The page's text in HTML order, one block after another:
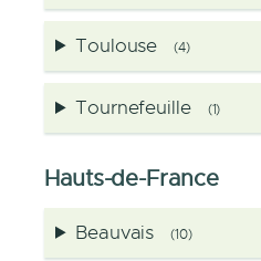
Toulouse (4)
Tournefeuille (1)
Hauts-de-France
Beauvais (10)